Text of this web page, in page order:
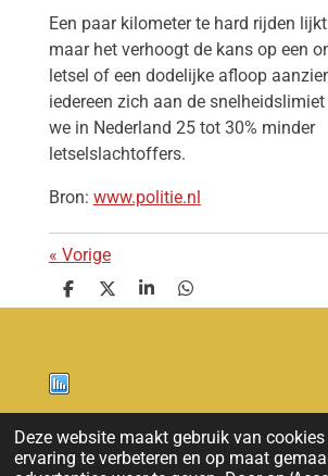
Deze website maakt gebruik van
ervaring te verbeteren en op maat
Een paar kilometer te hard rijden
maar het verhoogt de kans op een
letsel of een dodelijke afloop
iedereen zich aan de
we in Nederland 25 tot 30% minder
letselslachtoffers.
Bron: www.politie.nl
« Vorige
D
e
D
e
S
h
D
e
Nieuws
© 2011 - 2026 overloon nieuws